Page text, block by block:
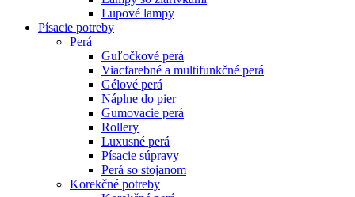
Lupové lampy
Písacie potreby
Perá
Guľočkové perá
Viacfarebné a multifunkčné perá
Gélové perá
Náplne do pier
Gumovacie perá
Rollery
Luxusné perá
Písacie súpravy
Perá so stojanom
Korekčné potreby